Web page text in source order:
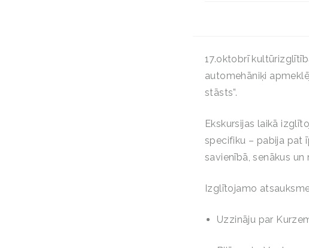
17.oktobrī
automehāniķi
stāsts”.
Ekskursijas laikā
specifiku – pabija pat
savienībā, senākus
Izglītojamo
Uzzināju par